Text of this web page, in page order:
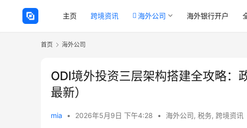
主页 跨境资讯 海外公司 海外银行开户
首页 海外公司
ODI境外投资三层架构搭建全攻略
最新）
mia • 2026年5月9日 下午4:28 • 海外公司, 税务, 跨境资讯